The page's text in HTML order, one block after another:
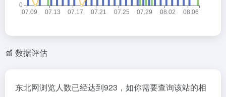
数据评估
东北网浏览人数已经达到923，如你需要查询该站的相